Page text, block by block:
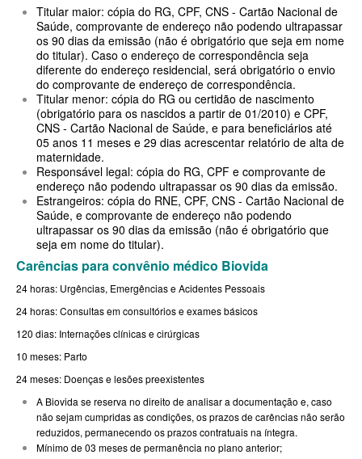
UNIHOSP PLANO DE SAÚDE INDIVIDUAL
UNIMED GUARULHOS PLANO DE SAÚDE INDIVIDUAL
PLANO DE SAÚDE FAMILIAR
BLUE MED PLANO DE SAÚDE FAMILIAR
BIOVIDA PLANO DE SAÚDE FAMILIAR
CRUZ AZUL PLANO DE SAÚDE FAMILIAR
CUIDAR ME PLANO DE SAÚDE FAMILIAR
GNDI PLANO DE SAÚDE FAMILIAR
GARANTIA GS PLANO DE SAÚDE FAMILIAR
INTERCLINICAS PLANO DE SAÚDE FAMILIAR
MED TOUR PLANO DE SAÚDE FAMILIAR
QSAUDE PLANO DE SAÚDE FAMILIAR
SANTA HELENA PLANO DE SAÚDE FAMILIAR
Titular maior: cópia do RG, CPF, CNS - Cartão Nacional de
Saúde, comprovante de endereço não podendo ultrapassar
os 90 dias da emissão (não é obrigatório que seja em nome
do titular). Caso o endereço de correspondência seja
diferente do endereço residencial, será obrigatório o envio
do comprovante de endereço de correspondência.
Titular menor: cópia do RG ou certidão de nascimento
(obrigatório para os nascidos a partir de 01/2010) e CPF,
CNS - Cartão Nacional de Saúde, e para beneficiários até
05 anos 11 meses e 29 dias acrescentar relatório de alta de
maternidade.
Responsável legal: cópia do RG, CPF e comprovante de
endereço não podendo ultrapassar os 90 dias da emissão.
Estrangeiros: cópia do RNE, CPF, CNS - Cartão Nacional de
Saúde, e comprovante de endereço não podendo
ultrapassar os 90 dias da emissão (não é obrigatório que
seja em nome do titular).
Carências para convênio médico Biovida
24 horas: Urgências, Emergências e Acidentes Pessoais
24 horas: Consultas em consultórios e exames básicos
120 dias: Internações clínicas e cirúrgicas
10 meses: Parto
24 meses: Doenças e lesões preexistentes
A Biovida se reserva no direito de analisar a documentação e, caso
não sejam cumpridas as condições, os prazos de carências não serão
reduzidos, permanecendo os prazos contratuais na íntegra.
Mínimo de 03 meses de permanência no plano anterior;